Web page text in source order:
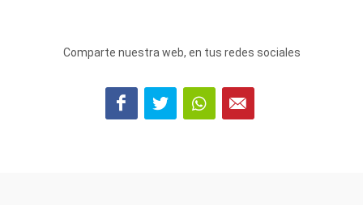
Comparte nuestra web, en tus redes sociales